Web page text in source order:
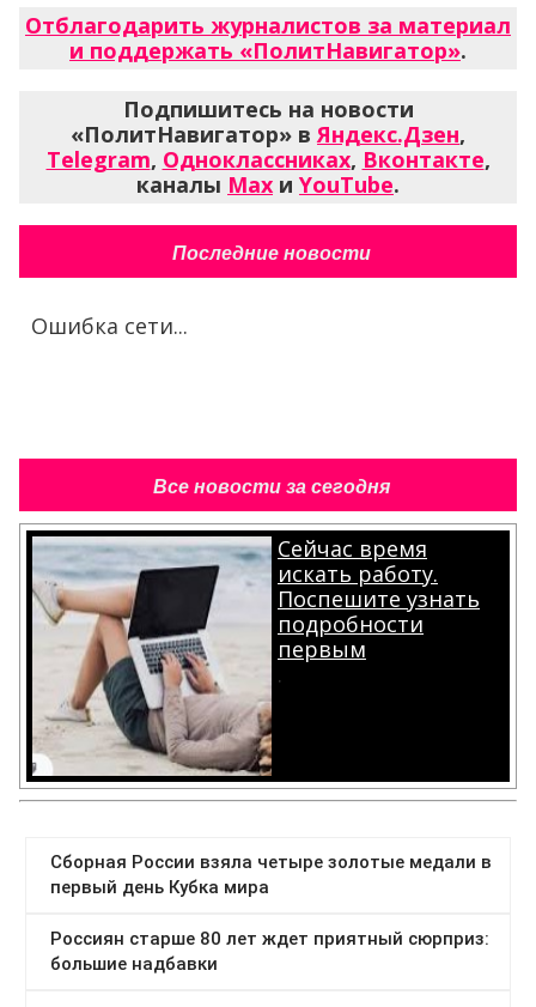
Отблагодарить журналистов за материал
и поддержать «ПолитНавигатор».
Подпишитесь на новости
«ПолитНавигатор» вЯндекс.Дзен,
Telegram, Одноклассниках, Вконтакте,
каналы Max и YouTube.
Последние новости
Ошибка сети...
Все новости за сегодня
Сейчас время
искать работу.
Поспешите узнать
подробности
первым
.